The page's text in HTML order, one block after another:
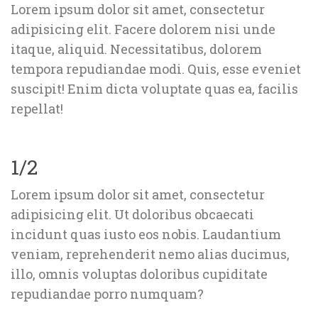
Lorem ipsum dolor sit amet, consectetur
adipisicing elit. Facere dolorem nisi unde
itaque, aliquid. Necessitatibus, dolorem
tempora repudiandae modi. Quis, esse eveniet
uscipit! Enim dicta voluptate quas ea, facilis
repellat!
1/2
Lorem ipsum dolor sit amet, consectetur
adipisicing elit. Ut doloribus obcaecati
incidunt quas iusto eos nobis. Laudantium
veniam, reprehenderit nemo alias ducimus,
illo, omnis voluptas doloribus cupiditate
repudiandae porro numquam?